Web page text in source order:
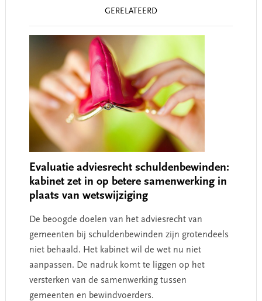
GERELATEERD
Evaluatie adviesrecht schuldenbewinden:
kabinet zet in op betere samenwerking in
plaats van wetswijziging
De beoogde doelen van het adviesrecht van
gemeenten bij schuldenbewinden zijn grotendeels
niet behaald. Het kabinet wil de wet nu niet
aanpassen. De nadruk komt te liggen op het
versterken van de samenwerking tussen
gemeenten en bewindvoerders.